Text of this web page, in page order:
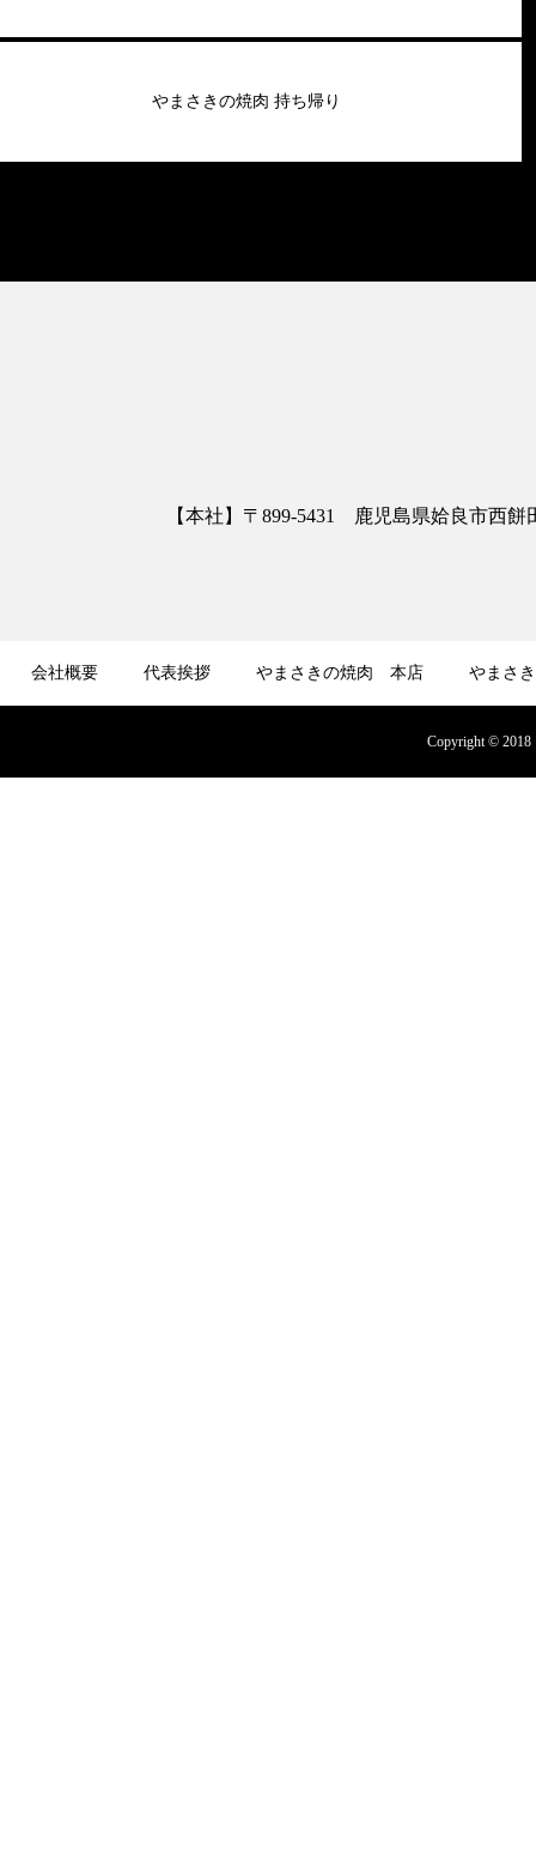
やまさきの焼肉 持ち帰り
【本社】〒899-5431 鹿児島県姶良市西餅
会社概要 代表挨拶 やまさきの焼肉 本店 やまさ
オンラインショップ
Copyright © 2018